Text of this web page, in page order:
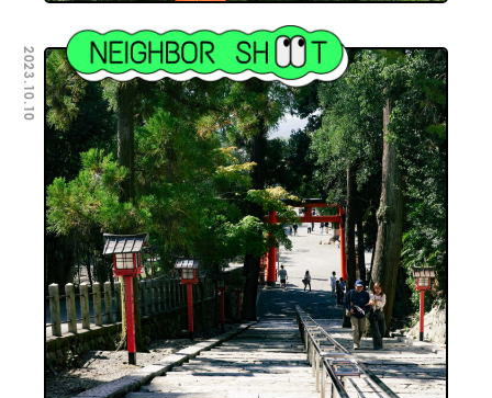
2023.10.10